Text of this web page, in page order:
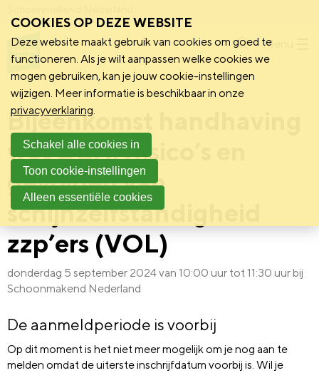
Menu
Bijeenkomst handhaving
wet DBA: Risico’s en
gevolgen van
schijnzelfstandigheid
zzp’ers (VOL)
donderdag 5 september 2024 van 10:00 uur tot 11:30 uur bij
Schoonmakend Nederland
De aanmeldperiode is voorbij
Op dit moment is het niet meer mogelijk om je nog aan te
melden omdat de uiterste inschrijfdatum voorbij is. Wil je
COOKIES OP DEZE WEBSITE
Deze website maakt gebruik van cookies om goed te
functioneren. Als je wilt aanpassen welke cookies we
mogen gebruiken, kan je jouw cookie-instellingen
wijzigen. Meer informatie is beschikbaar in onze
privacyverklaring.
Schakel alle cookies in
Toon cookie-instellingen
Alleen essentiële cookies